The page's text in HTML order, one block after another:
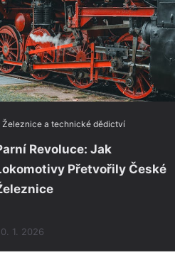
Železnice a technické dědictví
Revoluce: Jak
Přetvořily České
1. 2026